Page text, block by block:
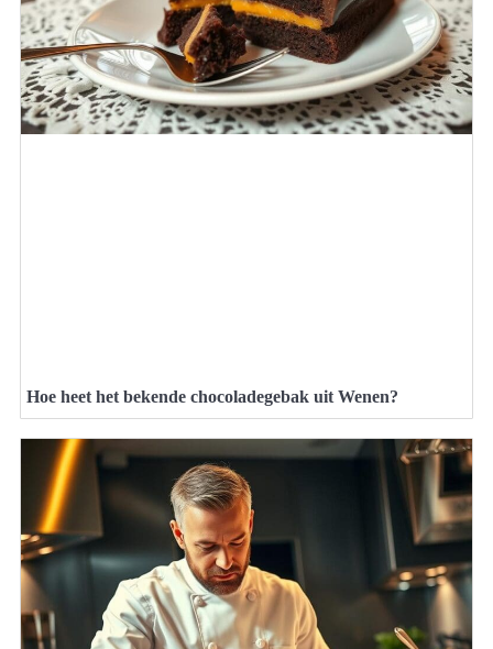
Hoe heet het bekende chocoladegebak uit Wenen?